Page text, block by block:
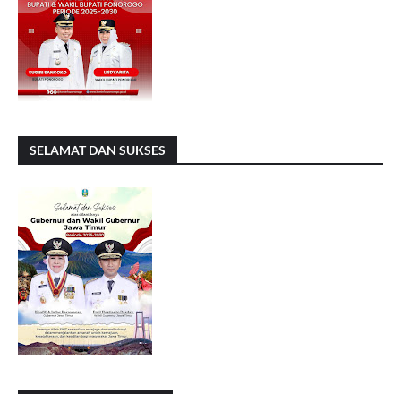
SELAMAT DAN SUKSES